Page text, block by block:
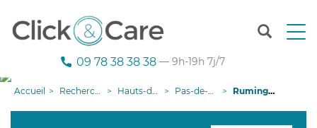
T
n
09 78 38 38 38 — 9h-19h 7j/7
Accueil Recherche aide à domicile Hauts-de-France Pas-de-Calais Ruminghem